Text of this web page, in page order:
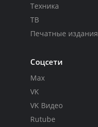
Техника
ТВ
Печатные издания
Соцсети
Max
VK
VK Видео
Rutube